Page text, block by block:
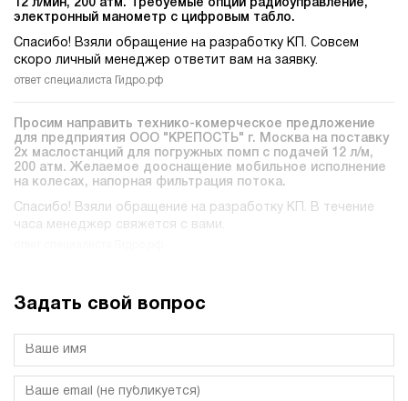
12 л/мин, 200 атм. Требуемые опции радиоуправление,
электронный манометр с цифровым табло.
Спасибо! Взяли обращение на разработку КП. Совсем
скоро личный менеджер ответит вам на заявку.
ответ специалиста Гидро.рф
Просим направить технико-комерческое предложение
для предприятия ООО "КРЕПОСТЬ" г. Москва на поставку
2х маслостанций для погружных помп c подачей 12 л/м,
200 атм. Желаемое дооснащение мобильное исполнение
на колесах, напорная фильтрация потока.
Спасибо! Взяли обращение на разработку КП. В течение
часа менеджер свяжется с вами.
Задать свой вопрос